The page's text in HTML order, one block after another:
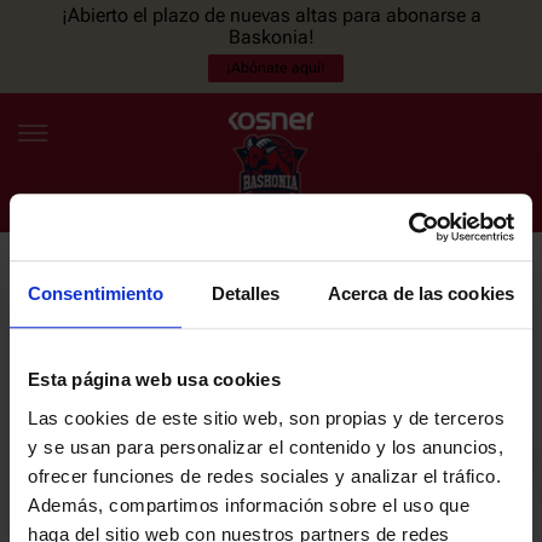
Consentimiento Detalles Acerca de las cookies
Esta página web usa cookies
Las cookies de este sitio web, son propias y de terceros
y se usan para personalizar el contenido y los anuncios,
ofrecer funciones de redes sociales y analizar el tráfico.
Además, compartimos información sobre el uso que
haga del sitio web con nuestros partners de redes
¡Abierto el plazo de nuevas altas para abonarse a
Baskonia!
¡Abónate aquí!
ES EU
NOTICIAS
PLANTILLA
ENTRADAS
NEWSLETTER
últimas noticias y promociones del club.
Email
He leído y acepto laPolítica de privacidaddel SASKI BASKONIA